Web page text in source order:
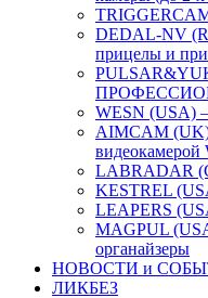
DEDAL-NV
прицелы и
WESN (USA)
AIMCAM
видеокамерой
LABRADAR
KESTREL
LEAPERS
MAGPUL
органайзеры
НОВОСТИ и
ЛИКБЕЗ